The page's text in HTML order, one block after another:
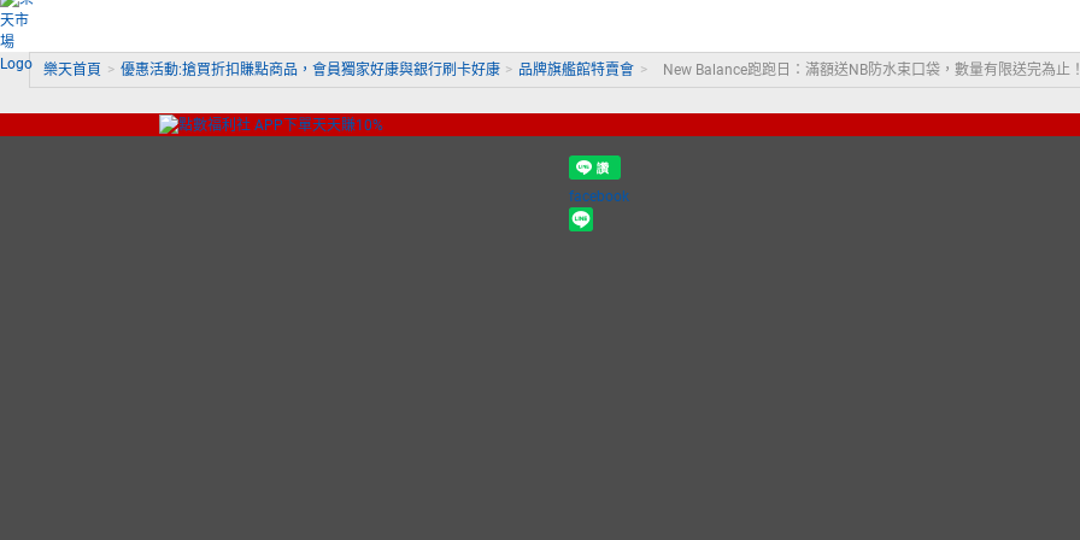
樂天首頁 > 優惠活動:搶買折扣賺點商品，會員獨家好康與銀行刷卡好康 > 品牌旗艦館特賣會 > New Balance跑跑日：滿額送NB防水束口袋，數量有限送完為止！
facebook